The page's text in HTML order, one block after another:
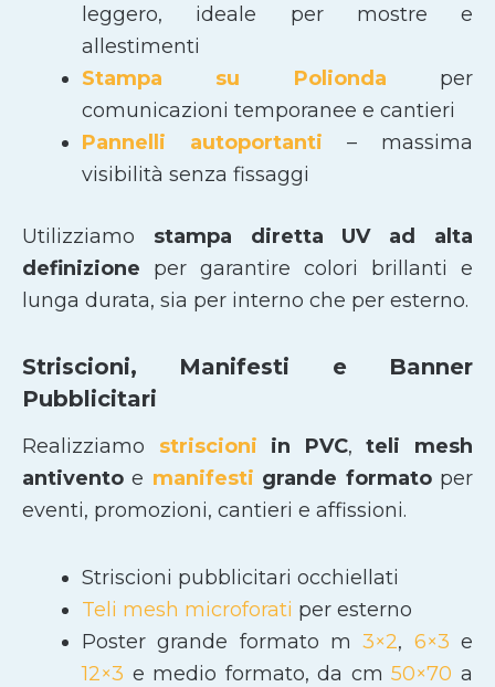
leggero, ideale per mostre e
allestimenti
Stampa su Polionda per
comunicazioni temporanee e cantieri
Pannelli autoportanti – massima
visibilità senza fissaggi
Utilizziamo stampa diretta UV ad alta
definizione per garantire colori brillanti e
lunga durata, sia per interno che per esterno.
Striscioni, Manifesti e Banner
Pubblicitari
Realizziamo striscioni in PVC,teli mesh
antivento e manifesti grande formatoper
eventi, promozioni, cantieri e affissioni.
Striscioni pubblicitari occhiellati
Teli mesh microforati per esterno
Poster grande formato m3×2, 6×3 e
12×3 e medio formato, da cm50×70 a